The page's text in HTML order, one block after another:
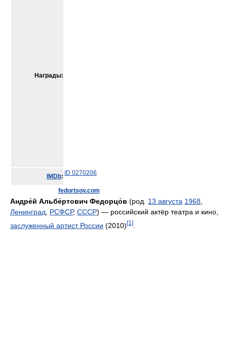
Награды:
IMDb: ID 0270206
fedortsov.com
Андре́й Альбе́ртович Федорцо́в (род. 13 августа 1968
Ленинград
РСФСР, СССР) — российский актёр театра и кино,
заслуженный артист России (2010)[1]